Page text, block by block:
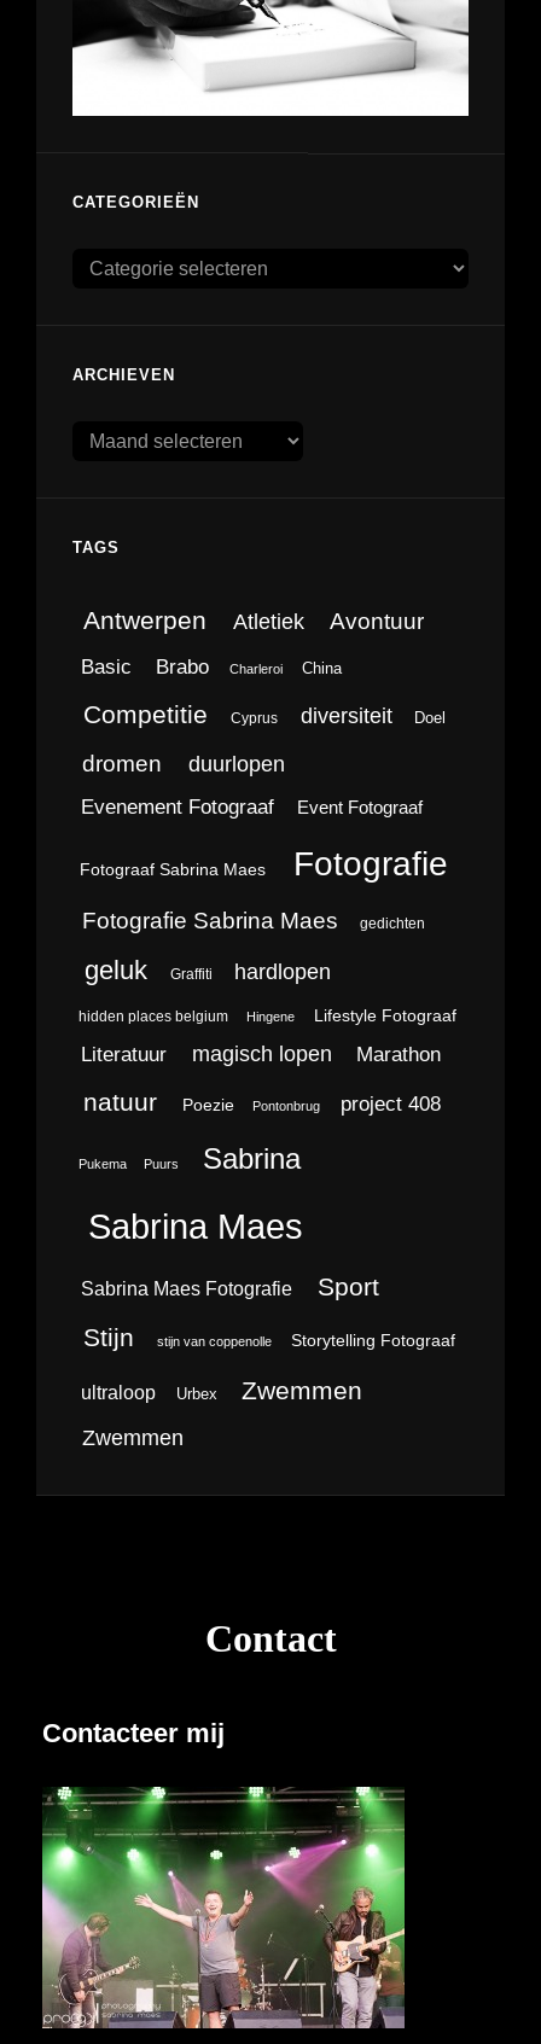
CATEGORIEËN
Categorieën
ARCHIEVEN
Archieven
TAGS
Antwerpen Atletiek Avontuur
Basic Brabo Charleroi China
Competitie Cyprus diversiteit Doel
dromen duurlopen
Evenement Fotograaf Event Fotograaf
Fotograaf Sabrina Maes Fotografie
Fotografie Sabrina Maes gedichten
geluk Graffiti hardlopen
hidden places belgium Hingene Lifestyle Fotograaf
Literatuur magisch lopen Marathon
natuur Poezie Pontonbrug project 408
Pukema Puurs Sabrina
Sabrina Maes
Sabrina Maes Fotografie Sport
Stijn stijn van coppenolle Storytelling Fotograaf
ultraloop Urbex Zwemmen
Zwemmen
Contact
Contacteer mij